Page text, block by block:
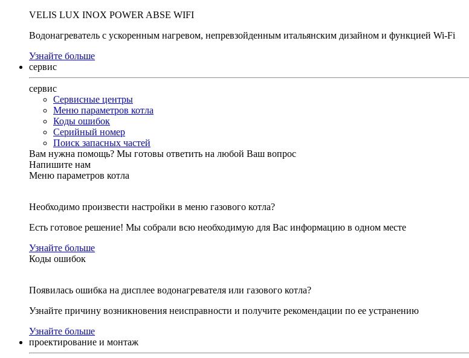
VELIS LUX INOX POWER ABSE WIFI
Водонагреватель с ускоренным нагревом, непревзойденным итальянским дизайном и функцией Wi-Fi
Узнайте больше
сервис
сервис
Сервисные центры
Меню параметров котла
Коды ошибок
Серийный номер
Поиск запасных частей
Вам нужна помощь? Мы готовы ответить на любой Ваш вопрос
Напишите нам
Меню параметров котла
Необходимо произвести настройки в меню газового котла?
Есть готовое решение! Мы собрали всю необходимую для Вас информацию в одном месте
Узнайте больше
Коды ошибок
Появилась ошибка на дисплее водонагревателя или газового котла?
Узнайте причину возникновения неисправности и получите рекомендации по ее устранению
Узнайте больше
проектирование и монтаж